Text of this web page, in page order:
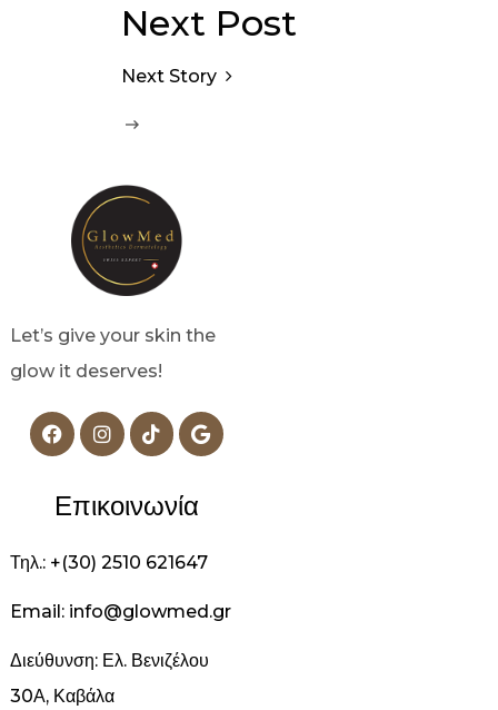
Next Post
Next Story
Let’s give your skin the
glow it deserves!
Επικοινωνία
Τηλ.: +(30) 2510 621647
Email: info@glowmed.gr
Διεύθυνση: Ελ. Βενιζέλου
30Α, Καβάλα